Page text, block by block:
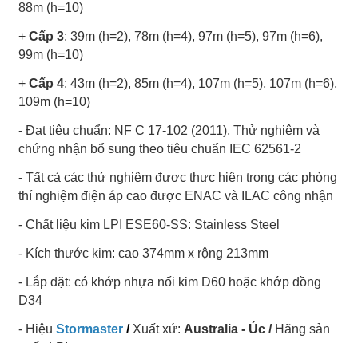
88m (h=10)
+ Cấp 3: 39m (h=2), 78m (h=4), 97m (h=5), 97m (h=6),
99m (h=10)
+ Cấp 4: 43m (h=2), 85m (h=4), 107m (h=5), 107m (h=6),
109m (h=10)
- Đạt tiêu chuẩn: NF C 17-102 (2011), Thử nghiệm và
chứng nhận bổ sung theo tiêu chuẩn IEC 62561-2
- Tất cả các thử nghiệm được thực hiện trong các phòng
thí nghiệm điện áp cao được ENAC và ILAC công nhận
- Chất liệu kim LPI ESE60-SS: Stainless Steel
- Kích thước kim: cao 374mm x rộng 213mm
- Lắp đặt: có khớp nhựa nối kim D60 hoặc khớp đồng
D34
- Hiệu Stormaster / Xuất xứ: Australia - Úc / Hãng sản